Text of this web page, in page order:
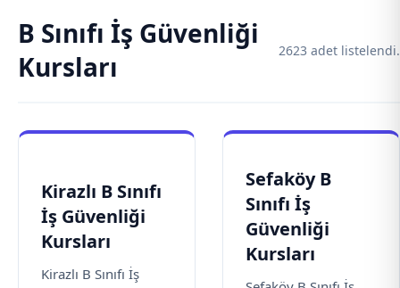
B Sınıfı İş Güvenliği
Kursları
2623 adet listelendi.
Kirazlı B Sınıfı
İş Güvenliği
Kursları
Kirazlı B Sınıfı İş
Sefaköy B
Sınıfı İş
Güvenliği
Kursları